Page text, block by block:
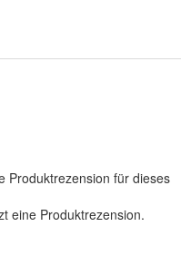
Produktrezension für dieses
eine Produktrezension.